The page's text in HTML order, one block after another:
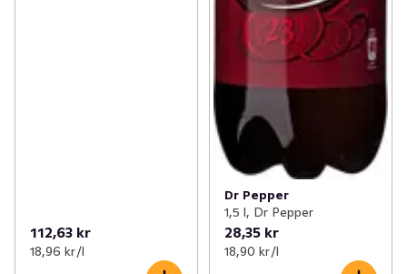
Serveras väl kyld för maximal njutning.
4-pack 1,5L PET-flaska. Kom ihåg att panta flaskan när
112,63 kr
18,96 kr /l
Dr Pepper
1,5 l, Dr Pepper
28,35 kr
18,90 kr /l